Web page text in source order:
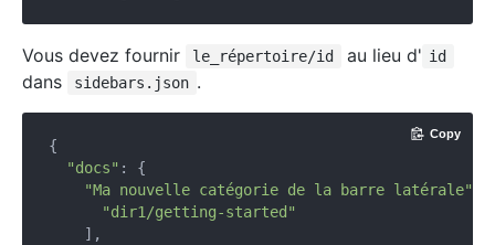
Vous devez fournir le_répertoire/id au lieu d' id
dans sidebars.json .
{
"docs" : {
"Ma nouvelle catégorie de la barre latérale"
"dir1/getting-started"
    ],
Copy